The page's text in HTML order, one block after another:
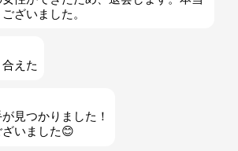
ざいました。
えた
見つかりました！
いました😊